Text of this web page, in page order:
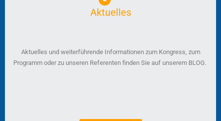
Aktuelles
Aktuelles und weiterführende Informationen zum Kongress, zum
Programm oder zu unseren Referenten finden Sie auf unserem BLOG.